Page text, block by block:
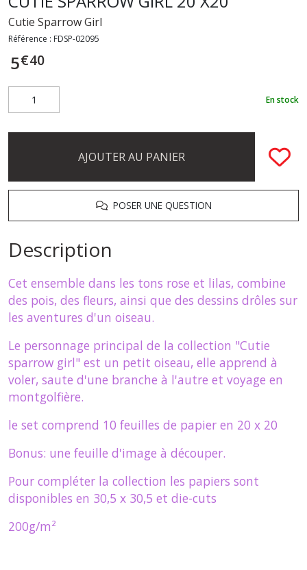
Cutie Sparrow Girl
Référence : FDSP-02095
5€40
En stock
AJOUTER AU PANIER
POSER UNE QUESTION
Description
Cet ensemble dans les tons rose et lilas, combine
des pois, des fleurs, ainsi que des dessins drôles sur
les aventures d'un oiseau.
Le personnage principal de la collection "Cutie
sparrow girl" est un petit oiseau, elle apprend à
voler, saute d'une branche à l'autre et voyage en
montgolfière.
le set comprend 10 feuilles de papier en 20 x 20
Bonus: une feuille d'image à découper.
Pour compléter la collection les papiers sont
disponibles en 30,5 x 30,5 et die-cuts
200g/m²